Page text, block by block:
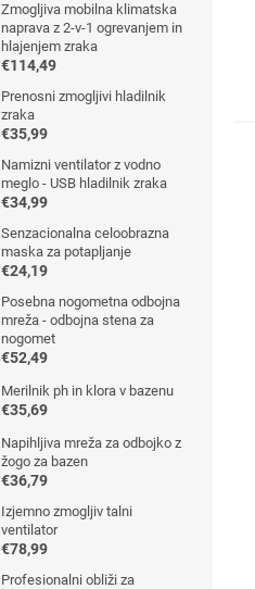
Zmogljiva mobilna klimatska
naprava z 2-v-1 ogrevanjem in
hlajenjem zraka
€114,49
Prenosni zmogljivi hladilnik
zraka
€35,99
Namizni ventilator z vodno
meglo - USB hladilnik zraka
€34,99
Senzacionalna celoobrazna
maska ​​za potapljanje
€24,19
Posebna nogometna odbojna
mreža - odbojna stena za
nogomet
€52,49
Merilnik ph in klora v bazenu
€35,69
Napihljiva mreža za odbojko z
žogo za bazen
€36,79
Izjemno zmogljiv talni
ventilator
€78,99
Profesionalni obliži za